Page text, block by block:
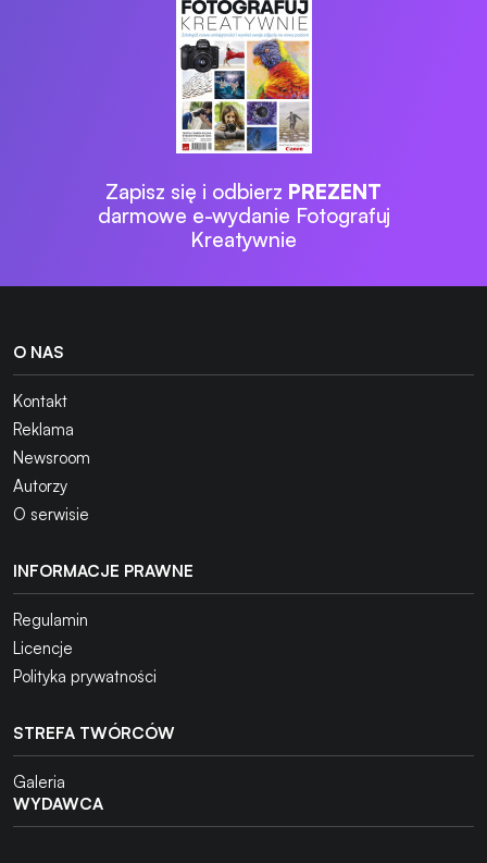
Zapisz się i odbierz PREZENT
darmowe e-wydanie Fotografuj
Kreatywnie
O NAS
Kontakt
Reklama
Newsroom
Autorzy
O serwisie
INFORMACJE PRAWNE
Regulamin
Licencje
Polityka prywatności
STREFA TWÓRCÓW
Galeria
WYDAWCA